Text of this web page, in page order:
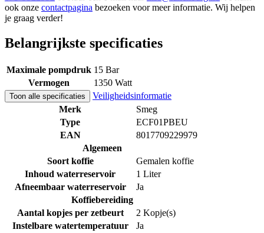
ook onze contactpagina bezoeken voor meer informatie. Wij helpen
je graag verder!
Belangrijkste specificaties
Maximale pompdruk 15 Bar
Vermogen
1350 Watt
Toon alle specificaties
Veiligheidsinformatie
Merk
Smeg
Type
ECF01PBEU
EAN
8017709229979
Algemeen
Soort koffie
Gemalen koffie
Inhoud waterreservoir
1 Liter
Afneembaar waterreservoir
Ja
Koffiebereiding
Aantal kopjes per zetbeurt
2 Kopje(s)
Instelbare watertemperatuur
Ja